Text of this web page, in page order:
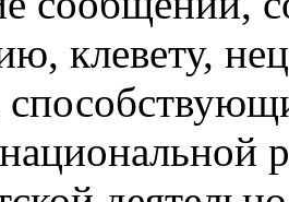
клевету,